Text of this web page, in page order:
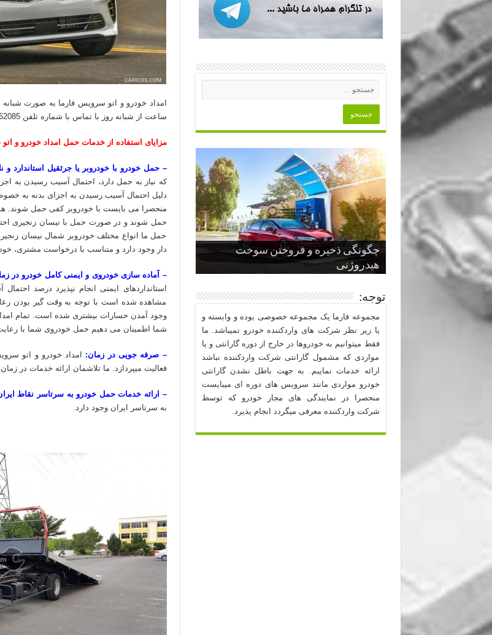
امداد خودرو و اتو سرویس فارما به صورت
ساعت از شبانه روز با تماس با شماره تلفن 02188862085 می‏ توانید از خدمات ما استفاده نمایید.
مزایای استفاده از خدمات حمل امداد خودرو و
– حمل خودرو با خودروبر یا جرثقیل استاندارد و
که نیاز به حمل دارد، احتمال آسیب رسیدن به
دلیل احتمال آسیب رسیدن به اجزای بدنه به
منحصرا می بایست با خودروبر کفی حمل شوند.
حمل شوند و در صورت حمل با نیسان زنجیری
حمل ما انواع مختلف خودروبر شمال نیسان
دار وجود دارد و متناسب با درخواست مشتری،
– آماده سازی خودروی و ایمنی کامل خودرو در
استانداردهای ایمنی انجام نپذیرد درصد
مشاهده شده است با توجه به وقت گیر بودن
وجود آمدن خسارات بیشتری شده است. تمام
شما اطمینان می دهیم حمل خودروی شما با
– صرفه جویی در زمان: امداد خودرو و اتو
فعالیت میپردازد. ما تلاشمان ارائه خدمات در
– ارائه خدمات حمل خودرو به سرتاسر نقاط
به سرتاسر ایران وجود دارد.
چگونگی ذخیره و فروختن سوخت
هیدروژنی
قدرتمندترین ماسل کارها یا خودروهای
عضلانی امریکایی
چرا نمک باعث خوردگی خودرو می شود؟
پنج کابین جذاب سال های اخیر صنعت
خودروسازی
از صفر تا صد طراحی خودرو قسمت
سوم
توجه:
مجموعه فارما یک مجموعه خصوصی بوده و وابسته و
یا زیر نظر شرکت های واردکننده خودرو نمیباشد. ما
فقط میتوانیم به خودروها در خارج از دوره گارانتی و یا
مواردی که مشمول گارانتی شرکت واردکننده نباشد
ارائه خدمات نماییم. به جهت باطل نشدن گارانتی
خودرو مواردی مانند سرویس های دوره ای میبایست
منحصرا در نمایندگی های مجاز خودرو که توسط
شرکت واردکننده معرفی میگردد انجام پذیرد.